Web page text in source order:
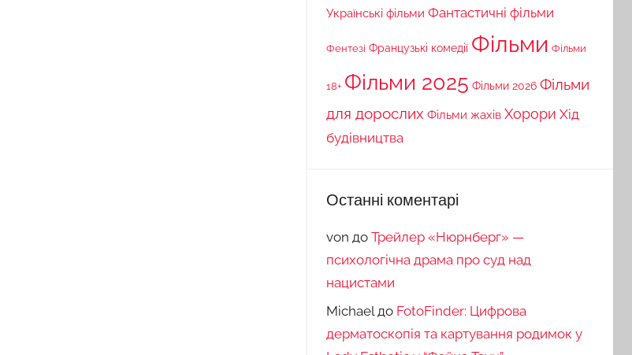
Українські фільми Фантастичні фільми
Фентезі Французькі комедії Фільми Фільми
18+ Фільми 2025 Фільми 2026 Фільми
для дорослих Фільми жахів Хорори Хід
будівництва
Останні коментарі
von до Трейлер «Нюрнберг» —
психологічна драма про суд над
нацистами
Michael до FotoFinder: Цифрова
дерматоскопія та картування родимок у